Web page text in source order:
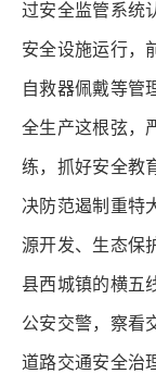
过安全监管系统
安全设施运行，
自救器佩戴等管
全生产这根弦，
练，抓好安全教
决防范遏制重特
源开发、生态保
县西城镇的横五
公安交警，察看
道路交通安全治